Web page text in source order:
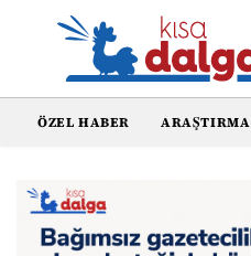
ÖZEL HABER ARAŞTIRMA